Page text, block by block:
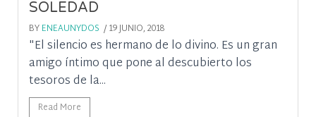
SOLEDAD
BYENEAUNYDOS / 19 JUNIO, 2018
"El silencio es hermano de lo divino. Es un gran
amigo íntimo que pone al descubierto los
tesoros de la...
Read More